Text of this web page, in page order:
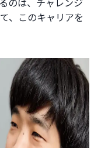
、このキャリアを